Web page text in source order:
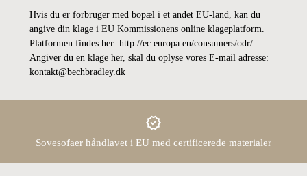
Hvis du er forbruger med bopæl i et andet EU-land, kan du
angive din klage i EU Kommissionens online klageplatform.
Platformen findes her: http://ec.europa.eu/consumers/odr/
Angiver du en klage her, skal du oplyse vores E-mail adresse:
kontakt@bechbradley.dk
Sovesofaer håndlavet i EU med certificerede materialer